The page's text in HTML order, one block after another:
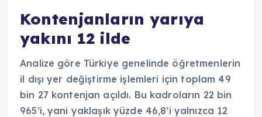
Kontenjanların yarıya
yakını 12 ilde
Analize göre Türkiye genelinde öğretmenlerin
il dışı yer değiştirme işlemleri için toplam 49
bin 27 kontenjan açıldı. Bu kadroların 22 bin
965’i, yani yaklaşık yüzde 46,8’i yalnızca 12